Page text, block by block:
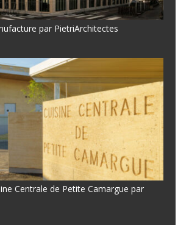
par PietriArchitectes
Centrale de Petite Camargue par